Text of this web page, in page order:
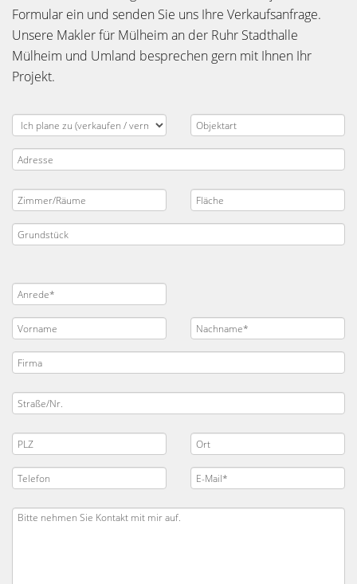
Formular ein und senden Sie uns Ihre Verkaufsanfrage.
Unsere Makler für Mülheim an der Ruhr Stadthalle
Mülheim und Umland besprechen gern mit Ihnen Ihr
Projekt.